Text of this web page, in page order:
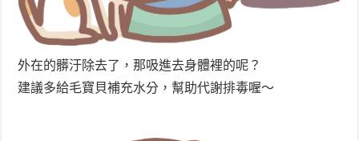
外在的髒汙除去了，那吸進去身體裡的呢？
建議多給毛寶貝補充水分，幫助代謝排毒喔～